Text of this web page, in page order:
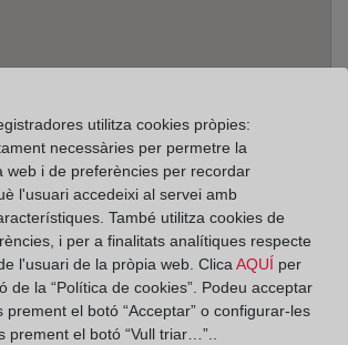
A - planta 3ª, 28027
utilitza cookies pròpies:
necessàries per permetre la
web i de preferències per recordar
l'usuari accedeixi al servei amb
També utilitza cookies de
i per a finalitats analítiques respecte
l'usuari de la pròpia web. ClicaAQUÍ per
de la “Política de cookies”. Podeu acceptar
prement el botó “Acceptar” o configurar-les
prement el botó “Vull triar…”..